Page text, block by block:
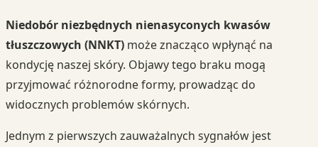
Niedobór niezbędnych nienasyconych kwasów
tłuszczowych (NNKT) może znacząco wpłynąć na
kondycję naszej skóry. Objawy tego braku mogą
przyjmować różnorodne formy, prowadząc do
widocznych problemów skórnych.
Jednym z pierwszych zauważalnych sygnałów jest